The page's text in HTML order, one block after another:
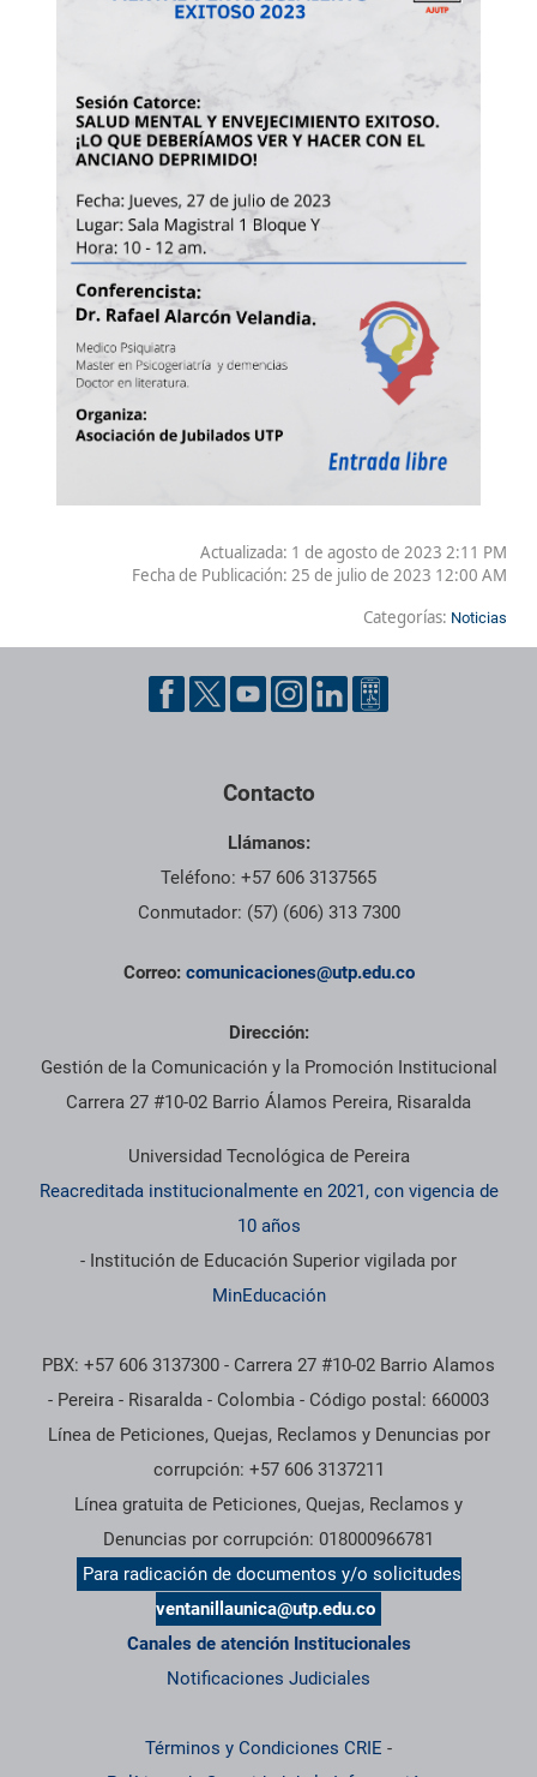
Actualizada: 1 de agosto de 2023 2:11 PM
Fecha de Publicación: 25 de julio de 2023 12:00 AM
Categorías: Noticias
Contacto
Llámanos:
Teléfono: +57 606 3137565
Conmutador: (57) (606) 313 7300
Correo: comunicaciones@utp.edu.co
Dirección:
Gestión de la Comunicación y la Promoción Institucional
Carrera 27 #10-02 Barrio Álamos Pereira, Risaralda
Universidad Tecnológica de Pereira
Reacreditada institucionalmente en 2021, con vigencia de
10 años
- Institución de Educación Superior vigilada por
MinEducación
PBX: +57 606 3137300 - Carrera 27 #10-02 Barrio Alamos
- Pereira - Risaralda - Colombia - Código postal: 660003
Línea de Peticiones, Quejas, Reclamos y Denuncias por
corrupción: +57 606 3137211
Línea gratuita de Peticiones, Quejas, Reclamos y
Denuncias por corrupción: 018000966781
Para radicación de documentos y/o solicitudes
ventanillaunica@utp.edu.co
Canales de atención Institucionales
Notificaciones Judiciales
Términos y Condiciones CRIE -